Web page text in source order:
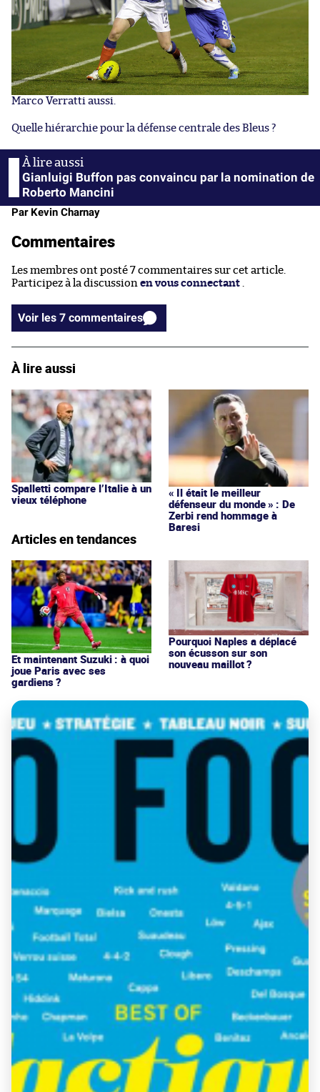
Marco Verratti aussi.
Quelle hiérarchie pour la défense centrale des Bleus ?
Gianluigi Buffon pas convaincu par la nomination de
Roberto Mancini
Par Kevin Charnay
Commentaires
Les membres ont posté 7 commentaires sur cet article.
Participez à la discussion en vous connectant
Voir les 7 commentaires
À lire aussi
Spalletti compare l’Italie à un
vieux téléphone
« Il était le meilleur
défenseur du monde » : De
Zerbi rend hommage à
Baresi
Articles en tendances
Et maintenant Suzuki : à quoi
joue Paris avec ses
gardiens ?
Pourquoi Naples a déplacé
son écusson sur son
nouveau maillot ?